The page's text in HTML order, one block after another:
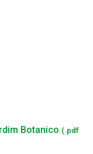
Botanico (.pdf